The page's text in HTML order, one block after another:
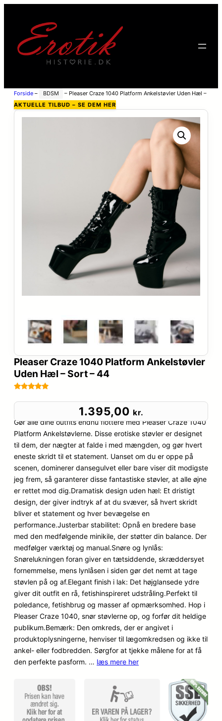
Forside – BDSM – Pleaser Craze 1040 Platform Ankelstøvler Uden Hæl –
Sort – 44
AKTUELLE TILBUD – SE DEM HER
Pleaser Craze 1040 Platform Ankelstøvler
Uden Hæl – Sort – 44
som
baseret på
kundebedø
mmelser
1.395,00 kr.
Gør alle dine outfits endnu flottere med Pleaser Craze 1040
Platform Ankelstøvlerne. Disse erotiske støvler er designet
til dem, der nægter at falde i med mængden, og gør hvert
eneste skridt til et statement. Uanset om du er oppe på
scenen, dominerer dansegulvet eller bare viser dit modigste
jeg frem, så garanterer disse fantastiske støvler, at alle øjne
er rettet mod dig.Dramatisk design uden hæl: Et dristigt
design, der giver indtryk af at du svæver, så hvert skridt
bliver et statement og hver bevægelse en
performance.Justerbar stabilitet: Opnå en bredere base
med den medfølgende minikile, der støtter din balance. Der
medfølger værktøj og manual.Snøre og lynlås:
Snørelukningen foran giver en tætsiddende, skræddersyet
fornemmelse, mens lynlåsen i siden gør det nemt at tage
støvlen på og af.Elegant finish i lak: Det højglansede ydre
giver dit outfit en rå, fetishinspireret udstråling.Perfekt til
poledance, fetishbrug og masser af opmærksomhed. Hop i
Pleaser Craze 1040, snør støvlerne op, og forfør dit heldige
publikum.Bemærk: Den omkreds, der er angivet i
produktoplysningerne, henviser til lægomkredsen og ikke til
ankel- eller fodbredden. Sørgfor at tjekke målene for at få
den perfekte pasform. … læs mere her